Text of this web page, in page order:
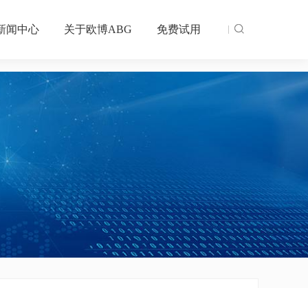
闻中心 关于欧博ABG 免费试用